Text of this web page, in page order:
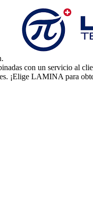
con un servicio al
¡Elige LAMINA para